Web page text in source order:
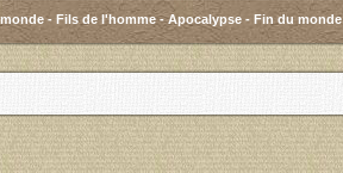
- Fils de l'homme-Apocalypse - Fin du monde